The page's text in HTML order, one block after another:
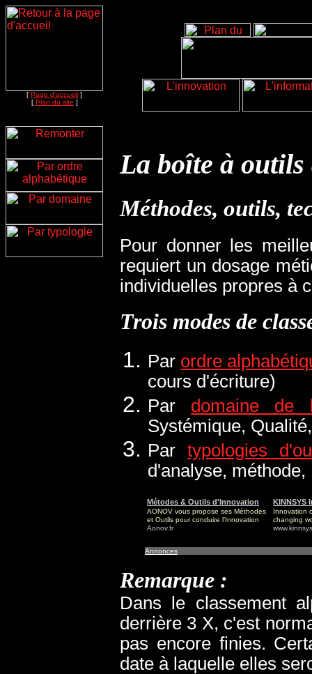
[ Page d'accueil ]
[ Plan du site ]
La boîte à
Méthodes, outils,
Pour donner les
requiert un dosage
individuelles propres à
Trois modes de
Par ordre
cours d'écriture)
Par domaine de
Systémique,
Partypologies
d'analyse,
Métodes & Outils d'Innovation
AONOV vous propose ses Méthodes
et Outils pour conduire l'Innovation
Aonov.fr
KINNSYS
Innovation
changing
Annonces
Remarque :
Dans le classement
derrière 3 X, c'est
pas encore finies.
date à laquelle elles